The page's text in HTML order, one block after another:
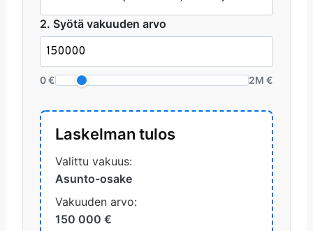
2. Syötä vakuuden arvo
0 € 2M €
Laskelman tulos
Valittu vakuus:
Asunto-osake
Vakuuden arvo:
150 000 €